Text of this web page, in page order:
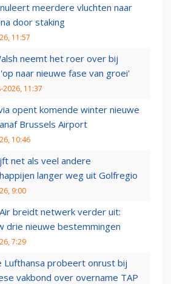
meerdere vluchten naar
door staking
11:57
neemt het roer over bij
naar nieuwe fase van groei'
2026, 11:37
opent komende winter nieuwe
Brussels Airport
10:46
net als veel andere
langer weg uit Golfregio
9:00
breidt netwerk verder uit:
drie nieuwe bestemmingen
7:29
Lufthansa probeert onrust bij
vakbond over overname TAP